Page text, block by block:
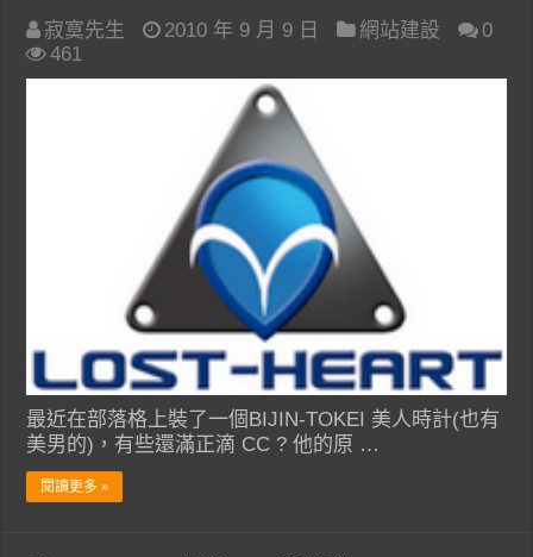
寂寞先生 2010 年 9 月 9 日 網站建設
0
461
最近在部落格上裝了一個BIJIN-TOKEI 美人時計(也有
美男的)，有些還滿正滴 CC ? 他的原 …
閱讀更多 »